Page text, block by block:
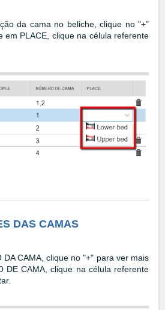
da cama no beliche, clique no "+"
em PLACE, clique na célula referente
DAS CAMAS
DA CAMA, clique no "+" para ver mais
DE CAMA, clique na célula referente